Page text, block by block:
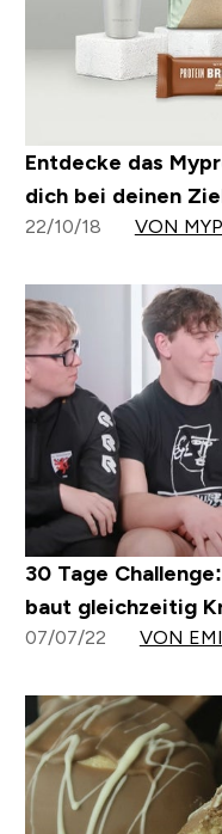
Entdecke das
dich bei deinen
22/10/18 VON
30 Tage
baut gleichzeitig
07/07/22 VON